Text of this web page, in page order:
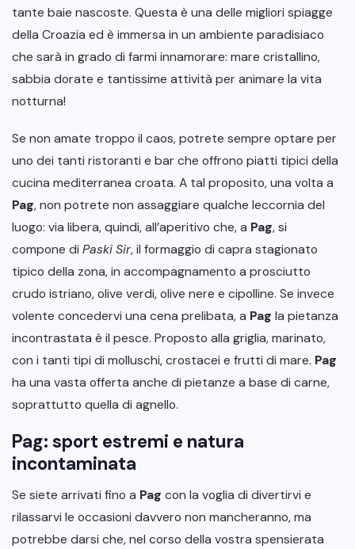
tante baie nascoste. Questa è una delle migliori spiagge
della Croazia ed è immersa in un ambiente paradisiaco
che sarà in grado di farmi innamorare: mare cristallino,
sabbia dorate e tantissime attività per animare la vita
notturna!
Se non amate troppo il caos, potrete sempre optare per
uno dei tanti ristoranti e bar che offrono piatti tipici della
cucina mediterranea croata. A tal proposito, una volta a
Pag, non potrete non assaggiare qualche leccornia del
luogo: via libera, quindi, all’aperitivo che, a Pag, si
compone di Paski Sir, il formaggio di capra stagionato
tipico della zona, in accompagnamento a prosciutto
crudo istriano, olive verdi, olive nere e cipolline. Se invece
volente concedervi una cena prelibata, a Pag la pietanza
incontrastata è il pesce. Proposto alla griglia, marinato,
con i tanti tipi di molluschi, crostacei e frutti di mare. Pag
ha una vasta offerta anche di pietanze a base di carne,
soprattutto quella di agnello.
Pag: sport estremi e natura
incontaminata
Se siete arrivati fino a Pag con la voglia di divertirvi e
rilassarvi le occasioni davvero non mancheranno, ma
potrebbe darsi che, nel corso della vostra spensierata